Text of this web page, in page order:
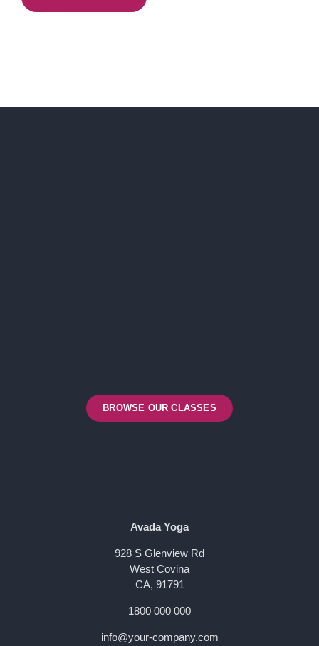
BROWSE OUR CLASSES
Avada Yoga
928 S Glenview Rd
West Covina
CA, 91791
1800 000 000
info@your-company.com